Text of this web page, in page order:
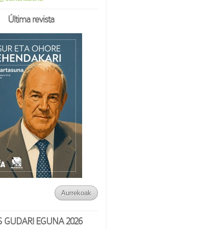
Última revista
Aurrekoak
GUDARI EGUNA 2026